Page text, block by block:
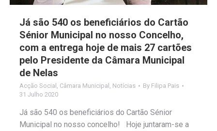
Já são 540 os beneficiários do Cartão
Sénior Municipal no nosso Concelho,
com a entrega hoje de mais 27 cartões
pelo Presidente da Câmara Municipal
de Nelas
Acção Social Câmara Municipal Notícias By Filipa Pais
31 Julho 2020
Já são 540 os beneficiários do Cartão Sénior
Municipal no nosso concelho! Hoje juntaram-se a